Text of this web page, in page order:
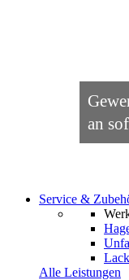
an
Service &
Alle Leistungen